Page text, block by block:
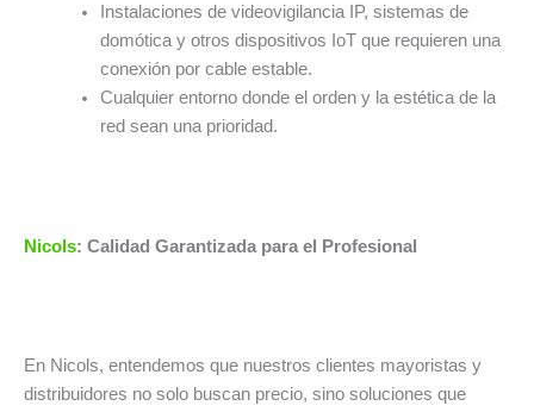
Instalaciones de videovigilancia IP, sistemas de
domótica y otros dispositivos IoT que requieren una
conexión por cable estable.
Cualquier entorno donde el orden y la estética de la
red sean una prioridad.
Nicols: Calidad Garantizada para el Profesional
En Nicols, entendemos que nuestros clientes mayoristas y
distribuidores no solo buscan precio, sino soluciones que